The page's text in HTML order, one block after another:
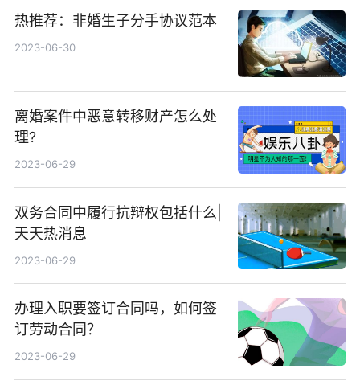
热推荐：非婚生子分手协议范本
2023-06-30
离婚案件中恶意转移财产怎么处
理?
2023-06-29
双务合同中履行抗辩权包括什么|
天天热消息
2023-06-29
办理入职要签订合同吗，如何签
订劳动合同？
2023-06-29